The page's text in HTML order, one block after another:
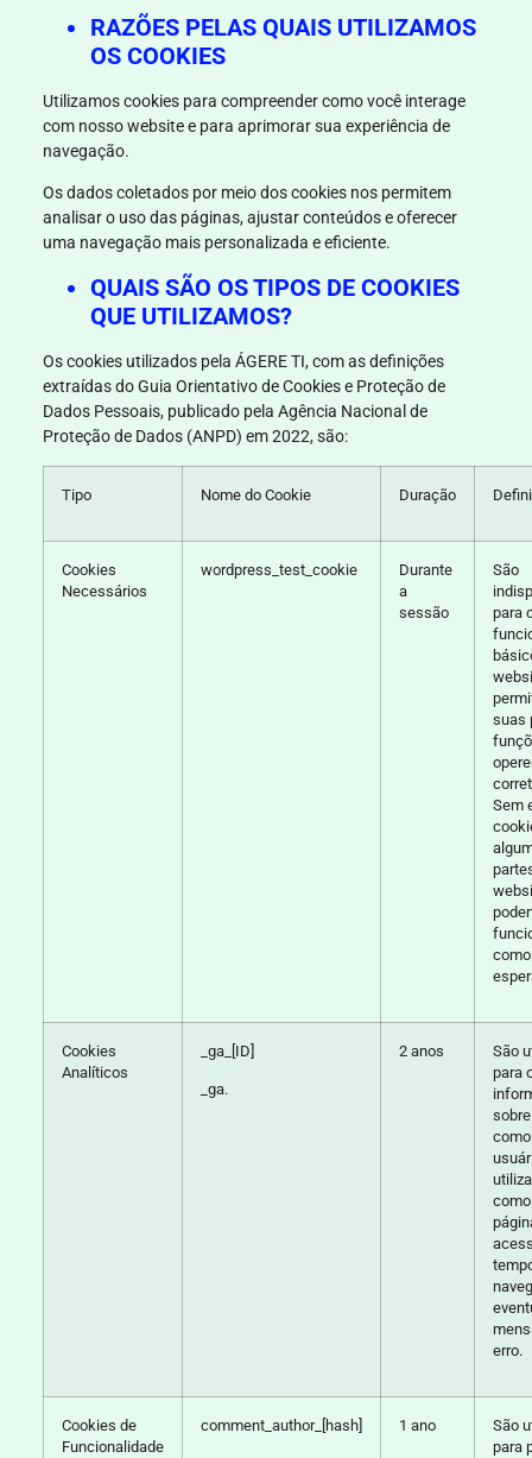
RAZÕES PELAS QUAIS UTILIZAMOS
OS COOKIES
Utilizamos cookies para compreender como você interage
com nosso website e para aprimorar sua experiência de
navegação.
Os dados coletados por meio dos cookies nos permitem
analisar o uso das páginas, ajustar conteúdos e oferecer
uma navegação mais personalizada e eficiente.
QUAIS SÃO OS TIPOS DE COOKIES
QUE UTILIZAMOS?
Os cookies utilizados pela ÁGERE TI, com as definições
extraídas do Guia Orientativo de Cookies e Proteção de
Dados Pessoais, publicado pela Agência Nacional de
Proteção de Dados (ANPD) em 2022, são:
Tipo Nome do Cookie Duração
Cookies
Necessários
wordpress_test_cookie
Durante
a
sessão
São
para
suas
Sem
como
Cookies
Analíticos
_ga_[ID]
_ga.
2 anos
São
para
erro.
Cookies de
Funcionalidade
comment_author_[hash] 1 ano
São
para